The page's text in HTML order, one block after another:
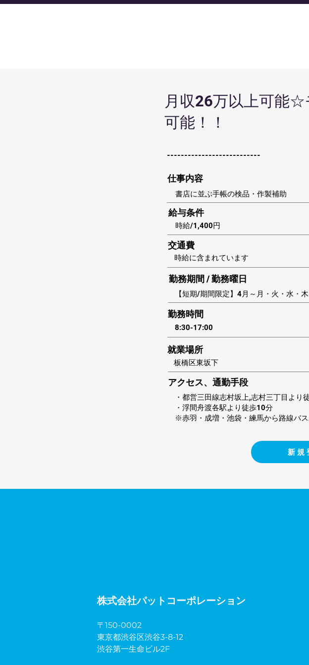
月収26万以上可能
可能！！
---------------------------
​仕事内容
書店に並ぶ手帳の検品・作製補助
​給与条件
時給/1,400円
​交通費
時給に含まれています
勤務期間 / 勤務曜日
【短期/期間限定】4月～月・火・水・
​勤務時間
8:30-17:00
​就業場所
板橋区東坂下
アクセス、通勤手段
・都営三田線志村坂上,志村三丁目より
・浮間舟渡各駅より徒歩10分
※赤羽・成増・池袋・練馬から路線バス
新規
株式会社パットコーポレーション
〒150-0002
東京都渋谷区渋谷3-8-12
渋谷第一生命ビル2F